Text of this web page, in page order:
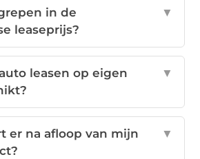
in de
leaseprijs?
▼
leasen op eigen
▼
er na afloop van mijn
▼